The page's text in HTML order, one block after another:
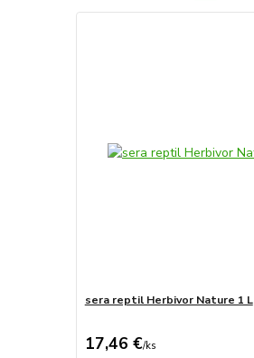
sera reptil Herbivor Nature 1 L
17,46 €/ks